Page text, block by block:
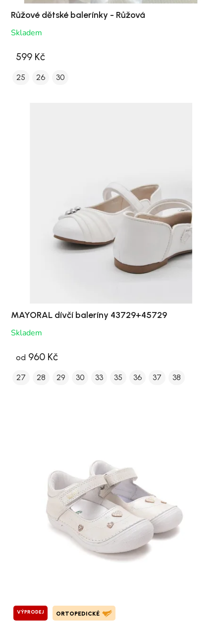
Růžové dětské balerínky - Růžová
Skladem
599 Kč
25 26 30
MAYORAL dívčí baleríny 43729+45729
Skladem
od 960 Kč
27 28 29 30 33 35 36 37 38
VÝPRODEJ ORTOPEDICKÉ